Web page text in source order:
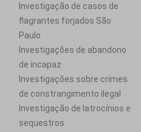
Investigação de casos de
flagrantes forjados São
Paulo
Investigações de abandono
de incapaz
Investigações sobre crimes
de constrangimento ilegal
Investigação de latrocínios e
sequestros